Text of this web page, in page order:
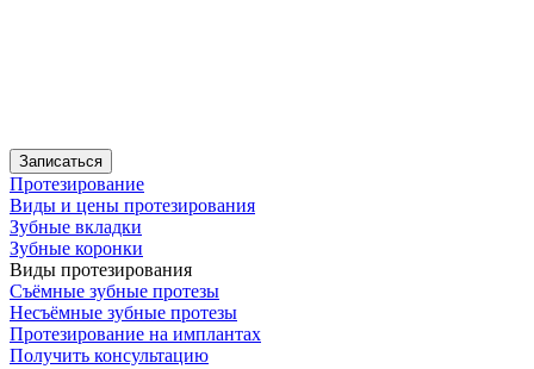
Записаться
Протезирование
Виды и цены протезирования
Зубные вкладки
Зубные коронки
Виды протезирования
Съёмные зубные протезы
Несъёмные зубные протезы
Протезирование на имплантах
Получить консультацию